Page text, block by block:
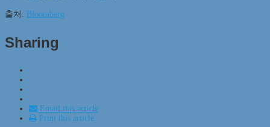
출처: Bloomberg
Sharing
Email this article
Print this article